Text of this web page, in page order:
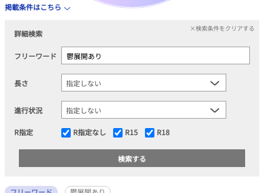
掲載条件はこちら
詳細検索
×検索条件をクリアする
フリーワード
長さ
進行状況
R指定 R指定なし R15 R18